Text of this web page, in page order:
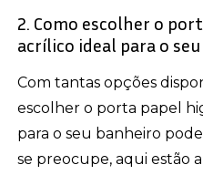
2. Como escolher o
acrílico ideal para o
Com tantas opções
escolher o porta papel
para o seu banheiro
se preocupe, aqui estão